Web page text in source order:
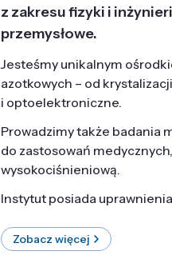
z zakresu fizyki i
przemysłowe.
Jesteśmy unikalnym
azotkowych – od
i optoelektroniczne.
Prowadzimy także badania
do zastosowań
wysokociśnieniową.
Instytut posiada
Zobacz więcej